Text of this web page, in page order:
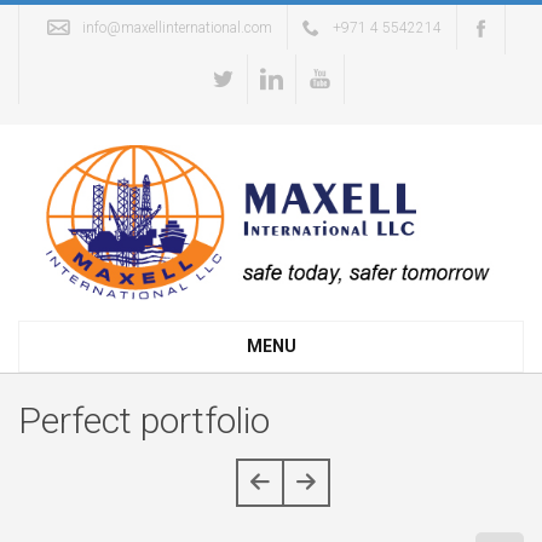
info@maxellinternational.com +971 4 5542214
MENU
Perfect portfolio